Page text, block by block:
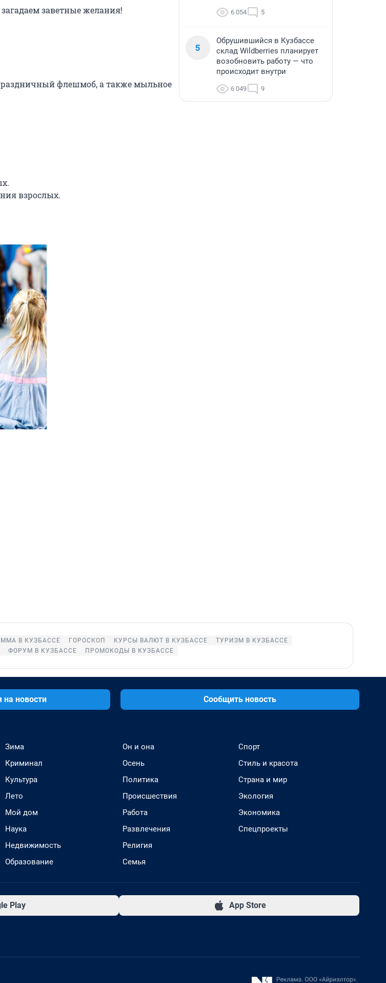
заветные желания!
флешмоб, а также мыльное
взрослых.
6 054 5
5
Обрушившийся в Кузбассе
склад Wildberries планирует
возобновить работу — что
происходит внутри
6 049 9
В КУЗБАССЕ ГОРОСКОП КУРСЫ ВАЛЮТ В КУЗБАССЕ
ТУРИЗМ В КУЗБАССЕ
ФОРУМ В КУЗБАССЕ ПРОМОКОДЫ В КУЗБАССЕ
на новости Сообщить новость
Зима
Криминал
Культура
Лето
Мой дом
Наука
Недвижимость
Образование
Он и она
Осень
Политика
Происшествия
Работа
Развлечения
Религия
Семья
Спорт
Стиль и красота
Страна и мир
Экология
Экономика
Спецпроекты
Play App Store